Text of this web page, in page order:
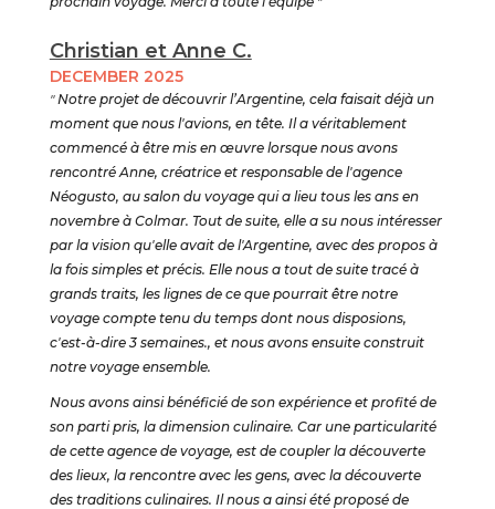
Christian et Anne C.
DECEMBER 2025
"Notre projet de découvrir l’Argentine, cela faisait déjà un
moment que nous l'avions, en tête. Il a véritablement
commencé à être mis en œuvre lorsque nous avons
rencontré Anne, créatrice et responsable de l'agence
Néogusto, au salon du voyage qui a lieu tous les ans en
novembre à Colmar. Tout de suite, elle a su nous intéresser
par la vision qu'elle avait de l'Argentine, avec des propos à
la fois simples et précis. Elle nous a tout de suite tracé à
grands traits, les lignes de ce que pourrait être notre
voyage compte tenu du temps dont nous disposions,
c'est-à-dire 3 semaines., et nous avons ensuite construit
notre voyage ensemble.
Nous avons ainsi bénéficié de son expérience et profité de
son parti pris, la dimension culinaire. Car une particularité
de cette agence de voyage, est de coupler la découverte
des lieux, la rencontre avec les gens, avec la découverte
des traditions culinaires. Il nous a ainsi été proposé de